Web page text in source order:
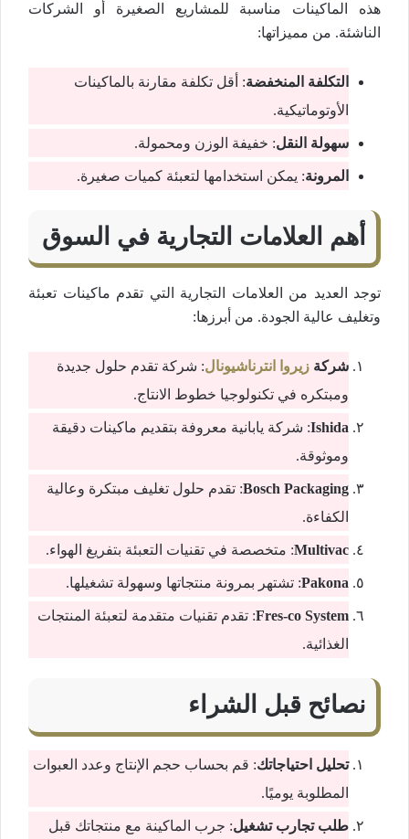
هذه الماكينات مناسبة للمشاريع الصغيرة أو الشركات
الناشئة. من مميزاتها:
التكلفة المنخفضة: أقل تكلفة مقارنة بالماكينات
الأوتوماتيكية.
سهولة النقل: خفيفة الوزن ومحمولة.
المرونة: يمكن استخدامها لتعبئة كميات صغيرة.
أهم العلامات التجارية في السوق
توجد العديد من العلامات التجارية التي تقدم ماكينات تعبئة
وتغليف عالية الجودة. من أبرزها:
شركة زيروا انترناشيونال: شركة تقدم حلول جديدة
ومبتكره في تكنولوجيا خطوط الانتاج.
Ishida: شركة يابانية معروفة بتقديم ماكينات دقيقة
وموثوقة.
Bosch Packaging: تقدم حلول تغليف مبتكرة وعالية
الكفاءة.
Multivac: متخصصة في تقنيات التعبئة بتفريغ الهواء.
Pakona: تشتهر بمرونة منتجاتها وسهولة تشغيلها.
Fres-co System: تقدم تقنيات متقدمة لتعبئة المنتجات
الغذائية.
نصائح قبل الشراء
تحليل احتياجاتك: قم بحساب حجم الإنتاج وعدد العبوات
المطلوبة يوميًا.
طلب تجارب تشغيل: جرب الماكينة مع منتجاتك قبل